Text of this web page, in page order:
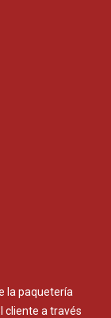
la paquetería
cliente a través